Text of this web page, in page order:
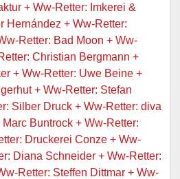
+ Ww-Retter: Imkerei &
Hernández + Ww-Retter:
Retter: Bad Moon + Ww-
Christian Bergmann +
+ Ww-Retter: Uwe Beine +
+ Ww-Retter: Stefan
Silber Druck + Ww-Retter: diva
Buntrock + Ww-Retter:
Druckerei Conze + Ww-
Diana Schneider + Ww-Retter:
Retter: Steffen Dittmar + Ww-